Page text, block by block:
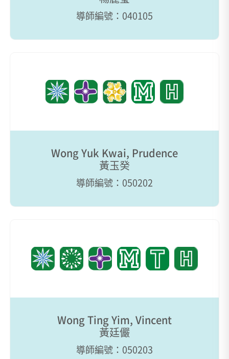
導師編號：040105
Wong Yuk Kwai, Prudence
黃玉癸
導師編號：050202
Wong Ting Yim, Vincent
黃廷儼
導師編號：050203